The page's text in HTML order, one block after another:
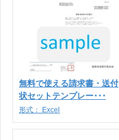
無料で使える請求書・送付
状セットテンプレー･･･
形式： Excel